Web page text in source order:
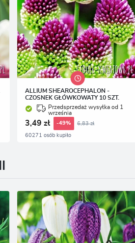
ALLIUM SHEAROCEPHALON -
CZOSNEK GŁÓWKOWATY 10 SZT.
Przedsprzedaż wysyłka od 1
września
3,49 zł -49% 6,83 zł
60271 osób kupiło